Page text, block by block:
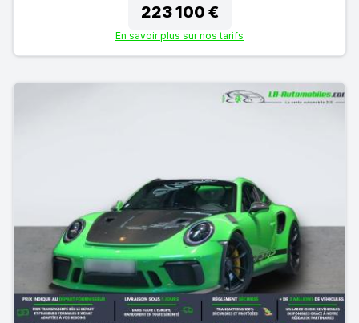
223 100 €
En savoir plus sur nos tarifs